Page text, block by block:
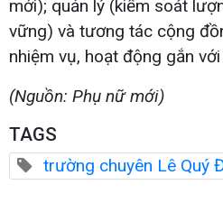
mới); quản lý (kiểm soát
vững) và tương tác cộng
nhiệm vụ, hoạt động gắn
(Nguồn: Phụ nữ mới)
TAGS
trường chuyên Lê Quý